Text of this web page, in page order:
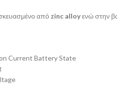
από zinc alloyενώ στην
Current Battery State